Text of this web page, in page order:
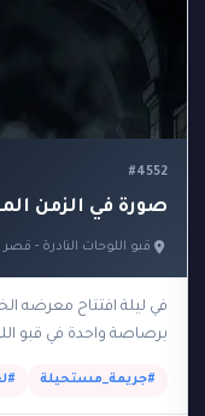
#4552
صورة في الزمن
قبو اللوحات النادرة - قصر
في ليلة افتتاح معرضه
برصاصة واحدة في قبو
#جريمة_مستحيلة